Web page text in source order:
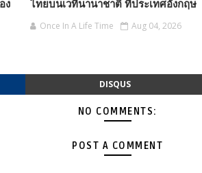
ง
ไทยบนเวทีนานาชาติ ที่ประเทศอังกฤษ
Once In A Life Time Aug 04, 2026
DISQUS
NO COMMENTS:
POST A COMMENT